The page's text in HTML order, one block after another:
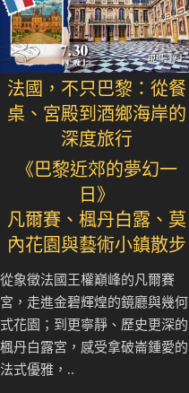
法國，不只巴黎：從餐
桌、宮殿到酒鄉海岸的
深度旅行
《巴黎近郊的夢幻一
日》
凡爾賽、楓丹白露、莫
內花園與藝術小鎮散步
從象徵法國王權巔峰的凡爾賽
宮，走進金碧輝煌的鏡廳與幾何
式花園；到更寧靜、歷史更深的
楓丹白露宮，感受拿破崙鍾愛的
法式優雅，..